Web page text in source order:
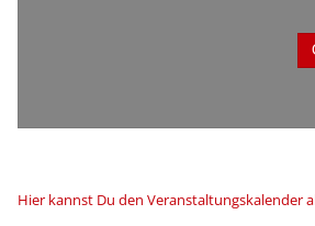
Hier kannst Du den Veranstaltungskalender